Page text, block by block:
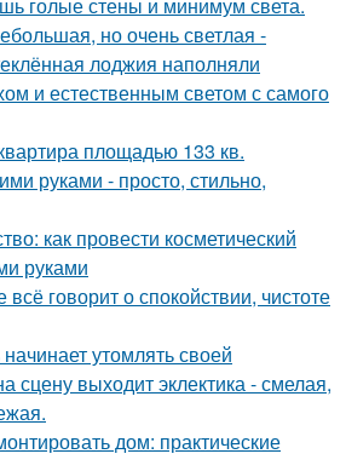
голые стены и минимум света.
но очень светлая -
лоджия наполняли
и естественным светом с самого
площадью 133 кв.
руками - просто, стильно,
как провести косметический
руками
говорит о спокойствии, чистоте
утомлять своей
сцену выходит эклектика - смелая,
дом: практические